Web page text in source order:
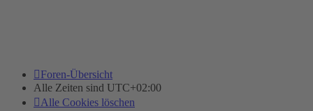
Foren-Übersicht
Alle Zeiten sind UTC+02:00
Alle Cookies löschen